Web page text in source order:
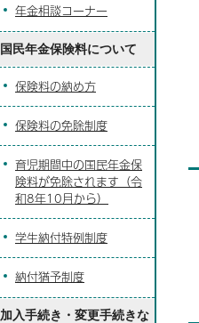
年金相談コーナー
国民年金保険料について
保険料の納め方
保険料の免除制度
育児期間中の国民年金保
険料が免除されます（令
和8年10月から）
学生納付特例制度
納付猶予制度
加入手続き・変更手続きな